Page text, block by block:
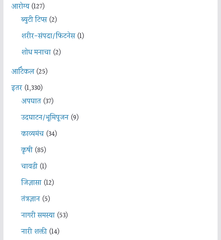
आरोग्य(127)
ब्युटी टिप्स(2)
शरीर-संपदा/फिटनेस(1)
शोध मनाचा(2)
आर्टिकल(25)
इतर(1,330)
अपघात(37)
उदघाटन/भूमिपूजन(9)
काव्यमंच(34)
कृषी(85)
चावडी(1)
जिज्ञासा(12)
तंत्रज्ञान(5)
नागरी समस्या(53)
नारी शक्ती(14)